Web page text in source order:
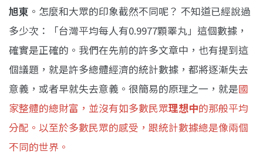
旭東 。怎麼和大眾的印象截然不同呢？ 不知道已經說過
多少次：「台灣平均每人有0.9977顆睪丸」這個數據，
確實是正確的。我們在先前的許多文章中，也有提到這
個議題，就是許多總體經濟的統計數據，都將逐漸失去
意義，或者早就失去意義。很簡易的原理之一，就是國
家整體的總財富，並沒有如多數民眾理想中的那般平均
分配。以至於多數民眾的感受，跟統計數據總是像兩個
不同的世界。